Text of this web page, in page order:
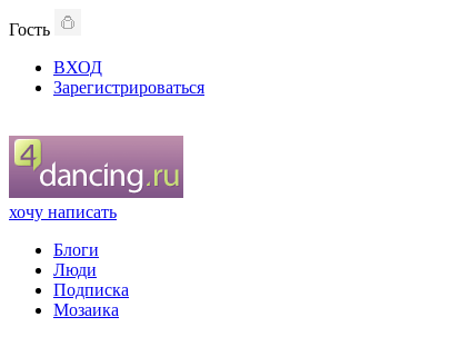
Гость
ВХОД
Зарегистрироваться
хочу написать
Блоги
Люди
Подписка
Мозаика